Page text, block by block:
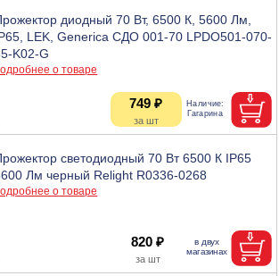
диодный 70 Вт, 6500 К, 5600 Лм,
LEK, Generica СДО 001-70 LPDO501-070-
K02-G
о товаре
749 ₽
светодиодный 70 Вт 6500 К IP65
Лм черный Relight R0336-0268
о товаре
820 ₽